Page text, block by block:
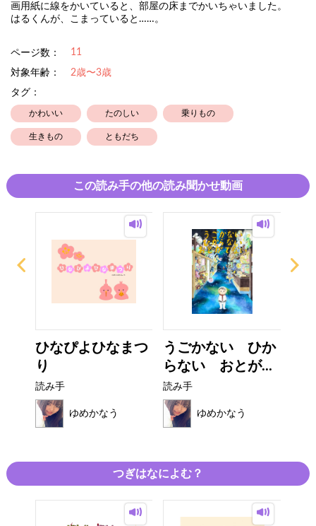
画用紙に線をかいていると、部屋の床までかいちゃいました。
はるくんが、こまっていると……。
ページ数： 11
対象年齢：
2歳〜3歳
タグ：
かわいい たのしい 乗りもの
生きもの ともだち
この読み手の他の読み聞かせ動画
ひなぴよひなまつ
り
読み手
ゆめかなう
うごかない ひか
らない おとが...
読み手
ゆめかなう
つぎはなによむ？